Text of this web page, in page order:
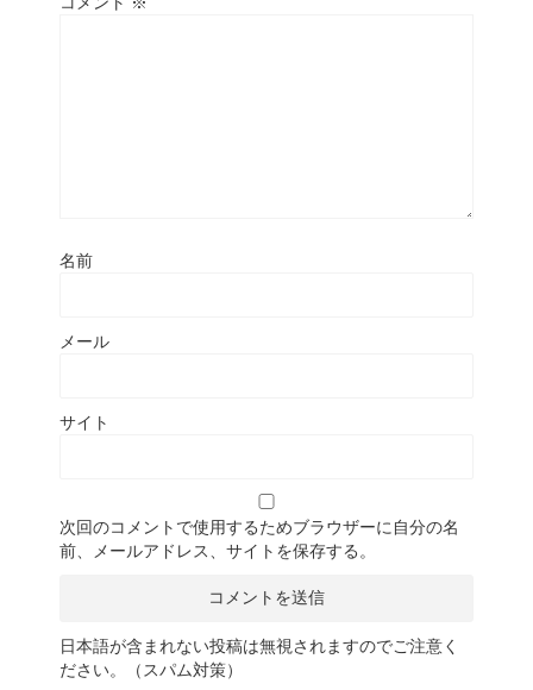
名前
メール
サイト
次回のコメントで使用するためブラウザーに自分の名
前、メールアドレス、サイトを保存する。
日本語が含まれない投稿は無視されますのでご注意く
ださい。（スパム対策）